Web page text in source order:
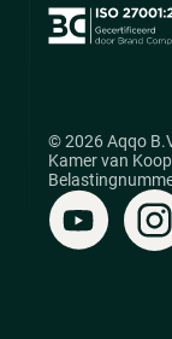
© 2026 Aqqo
Kamer van